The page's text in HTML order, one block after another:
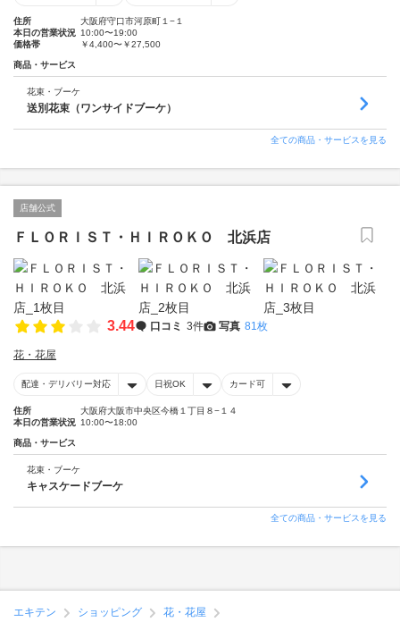
住所
大阪府守口市河原町１−１
本日の営業状況 10:00〜19:00
価格帯
￥4,400〜￥27,500
商品・サービス
花束・ブーケ
送別花束（ワンサイドブーケ）
全ての商品・サービスを見る
店舗公式
ＦＬＯＲＩＳＴ・ＨＩＲＯＫＯ 北浜店
3.44 口コミ 3件 写真 81枚
花・花屋
配達・デリバリー対応 日祝OK カード可
住所
大阪府大阪市中央区今橋１丁目８−１４
本日の営業状況 10:00〜18:00
商品・サービス
花束・ブーケ
キャスケードブーケ
全ての商品・サービスを見る
エキテン ショッピング
花・花屋